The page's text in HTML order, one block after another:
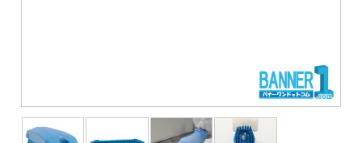
施設用品
厨房消耗品